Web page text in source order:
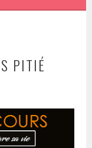
PITIÉ